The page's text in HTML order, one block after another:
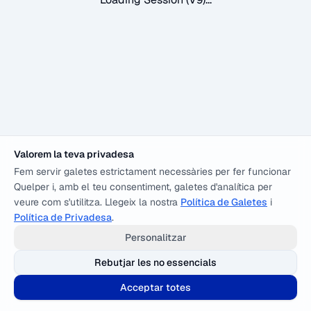
Valorem la teva privadesa
Fem servir galetes estrictament necessàries per fer funcionar
Quelper i, amb el teu consentiment, galetes d'analítica per
veure com s'utilitza. Llegeix la nostra Política de Galetes i
Política de Privadesa.
Personalitzar
Rebutjar les no essencials
Acceptar totes